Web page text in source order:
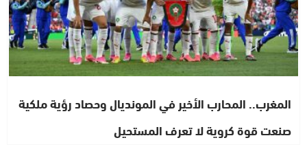
المغرب.. المحارب الأخير في المونديال وحصاد رؤية ملكية
صنعت قوة كروية لا تعرف المستحيل